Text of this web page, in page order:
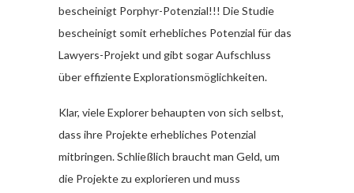
bescheinigt Porphyr-Potenzial!!! Die Studie
bescheinigt somit erhebliches Potenzial für das
Lawyers-Projekt und gibt sogar Aufschluss
über effiziente Explorationsmöglichkeiten.
Klar, viele Explorer behaupten von sich selbst,
dass ihre Projekte erhebliches Potenzial
mitbringen. Schließlich braucht man Geld, um
die Projekte zu explorieren und muss